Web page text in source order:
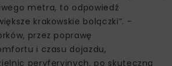
metra, to odpowiedź
krakowskie bolączki”. -
przez poprawę
i czasu dojazdu,
peryferyjnych, po skuteczną